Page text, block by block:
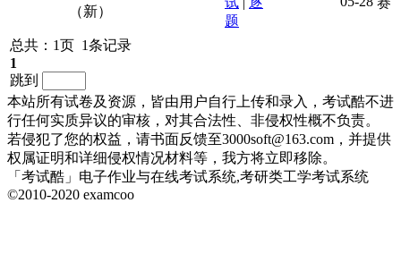
（新）
题
总共：1页 1条记录
1
跳到
本站所有试卷及资源，皆由用户自行上传和录入，考试酷不进
行任何实质异议的审核，对其合法性、非侵权性概不负责。
若侵犯了您的权益，请书面反馈至3000soft@163.com，并提供
权属证明和详细侵权情况材料等，我方将立即移除。
「考试酷」电子作业与在线考试系统,考研类工学考试系统
©2010-2020 examcoo